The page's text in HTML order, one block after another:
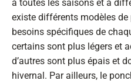
à toutes les saisons et à
existe différents modèles
besoins spécifiques de
certains sont plus légers et
d’autres sont plus épais et
hivernal. Par ailleurs, le